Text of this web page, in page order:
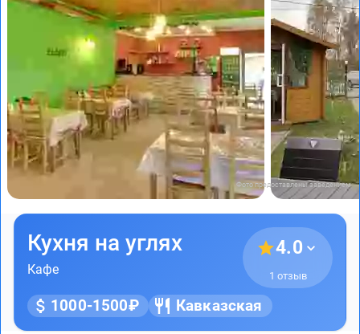
Фото предоставлены заведением
Кухня на углях
Кафе
4.0
1 отзыв
1000-1500₽ Кавказская